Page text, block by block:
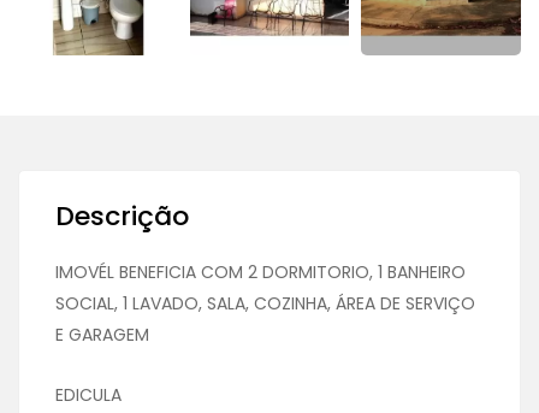
Descrição
IMOVÉL BENEFICIA COM 2 DORMITORIO, 1 BANHEIRO
SOCIAL, 1 LAVADO, SALA, COZINHA, ÁREA DE SERVIÇO
E GARAGEM
EDICULA